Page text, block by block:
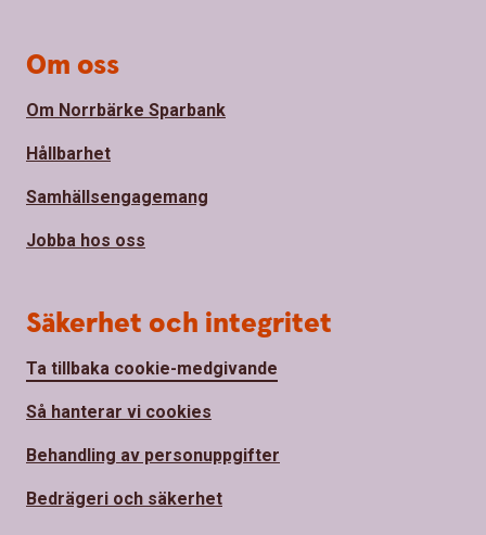
Om oss
Om Norrbärke Sparbank
Hållbarhet
Samhällsengagemang
Jobba hos oss
Säkerhet och integritet
Ta tillbaka cookie-medgivande
Så hanterar vi cookies
Behandling av personuppgifter
Bedrägeri och säkerhet